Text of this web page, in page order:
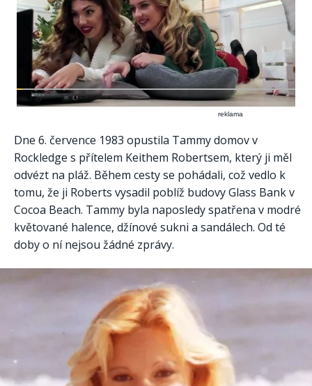
reklama
Dne 6. července 1983 opustila Tammy domov v
Rockledge s přítelem Keithem Robertsem, který ji měl
odvézt na pláž. Během cesty se pohádali, což vedlo k
tomu, že ji Roberts vysadil poblíž budovy Glass Bank v
Cocoa Beach. Tammy byla naposledy spatřena v modré
květované halence, džínové sukni a sandálech. Od té
doby o ní nejsou žádné zprávy.